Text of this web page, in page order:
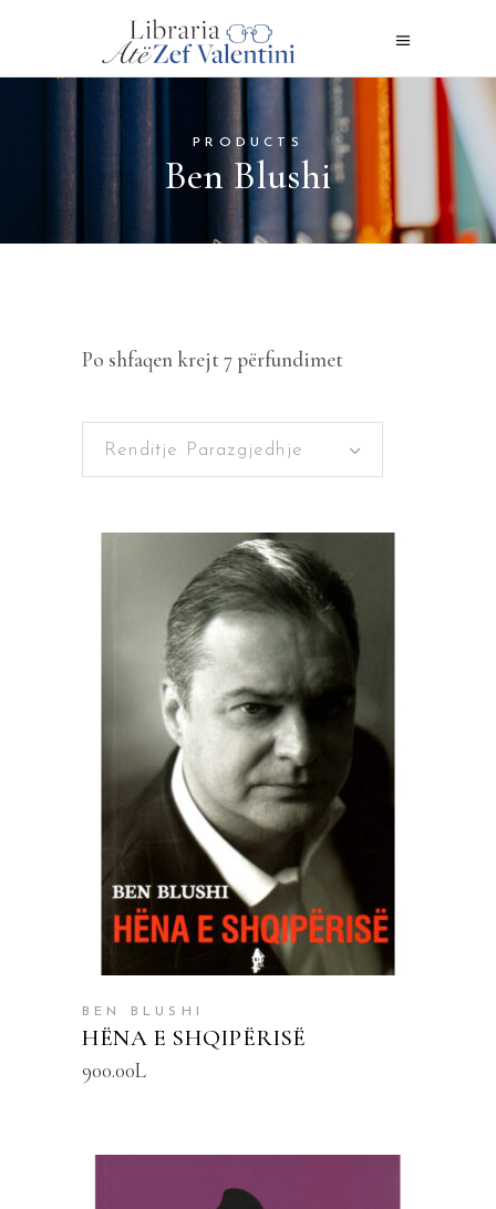
PRODUCTS
Ben Blushi
Po shfaqen krejt 7 përfundimet
Renditje Parazgjedhje
SHTOJE NË SHPORTË
BEN BLUSHI
HËNA E SHQIPËRISË
900.00L